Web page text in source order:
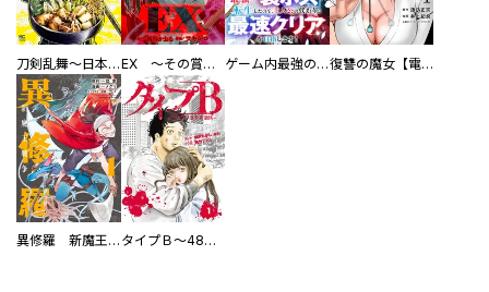
刀剣乱舞～日本号つれづれ酒～ EX ～その賞金稼ぎは、世界の出口を探す～【単行本版】 ゲーム内最強の『裏ボス』に転生したので、主人公の代わりに最速クリアを目指します！【電子単行本版】 復讐の魔女【電子単行本版】
異修羅 新魔王戦争 タイプＢ～48時間後、致死率100％～【単話】